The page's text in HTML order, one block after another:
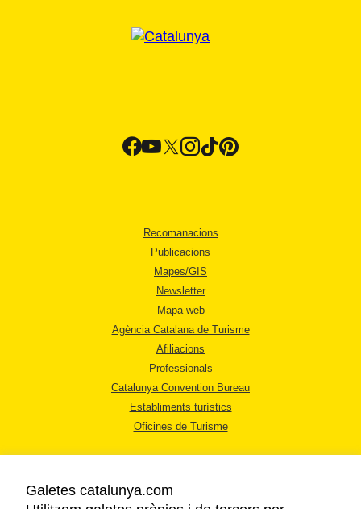
Recomanacions
Publicacions
Mapes/GIS
Newsletter
Mapa web
Agència Catalana de Turisme
Afiliacions
Professionals
Catalunya Convention Bureau
Establiments turístics
Oficines de Turisme
Galetes catalunya.com